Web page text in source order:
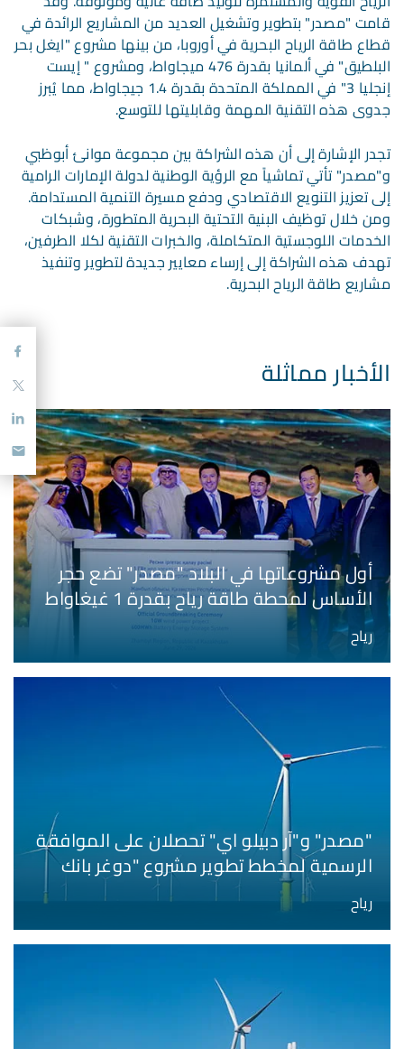
قامت "مصدر" بتطوير وتشغيل العديد من المشاريع الرائدة في
قطاع طاقة الرياح البحرية في أوروبا، من بينها مشروع "ايغل بحر
البلطيق" في ألمانيا بقدرة 476 ميجاواط، ومشروع " إيست
إنجليا 3" في المملكة المتحدة بقدرة 1.4 جيجاواط، مما يُبرز
جدوى هذه التقنية المهمة وقابليتها للتوسع.
تجدر الإشارة إلى أن هذه الشراكة بين مجموعة موانئ أبوظبي
و"مصدر" تأتي تماشياً مع الرؤية الوطنية لدولة الإمارات الرامية
إلى تعزيز التنويع الاقتصادي ودفع مسيرة التنمية المستدامة.
ومن خلال توظيف البنية التحتية البحرية المتطورة، وشبكات
الخدمات اللوجستية المتكاملة، والخبرات التقنية لكلا الطرفين،
تهدف هذه الشراكة إلى إرساء معايير جديدة لتطوير وتنفيذ
مشاريع طاقة الرياح البحرية.
الأخبار مماثلة
أول مشروعاتها في البلاد "مصدر" تضع حجر
الأساس لمحطة طاقة رياح بقدرة 1 غيغاواط
وتستهدف تطوير مشروع يوفّر طاقة نظيفة
على مدار الساعة في كازاخستان
رياح
"مصدر" و"آر دبيلو اي" تحصلان على الموافقة
الرسمية لمخطط تطوير مشروع "دوغر بانك
ساوث" لطاقة الرياح البحرية بقدرة 3 غيغاواطرياح